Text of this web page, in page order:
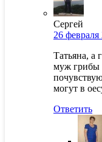
Сергей
26
Татьяна, а
муж грибы
могут в
Ответить